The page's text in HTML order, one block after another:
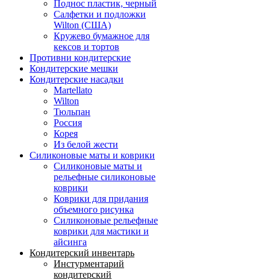
Поднос пластик, черный
Салфетки и подложки
Wilton (США)
Кружево бумажное для
кексов и тортов
Противни кондитерские
Кондитерские мешки
Кондитерские насадки
Martellato
Wilton
Тюльпан
Россия
Корея
Из белой жести
Силиконовые маты и коврики
Силиконовые маты и
рельефные силиконовые
коврики
Коврики для придания
объемного рисунка
Силиконовые рельефные
коврики для мастики и
айсинга
Кондитерский инвентарь
Инстурментарий
кондитерский